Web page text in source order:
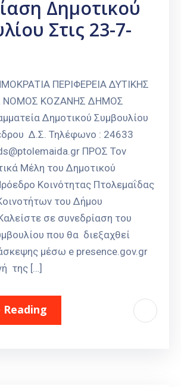
Δημοτικού
Στις 23-7-
ΠΕΡΙΦΕΡΕΙΑ ΔΥΤΙΚΗΣ
ΝΟΜΟΣ ΚΟΖΑΝΗΣ ΔΗΜΟΣ
Δημοτικού Συμβουλίου
Δ.Σ. Τηλέφωνο : 24633
ΠΡΟΣ Τον
Μέλη του Δημοτικού
Κοινότητας Πτολεμαΐδας
του Δήμου
σε συνεδρίαση του
που θα διεξαχθεί
μέσω e presence.gov.gr
της […]